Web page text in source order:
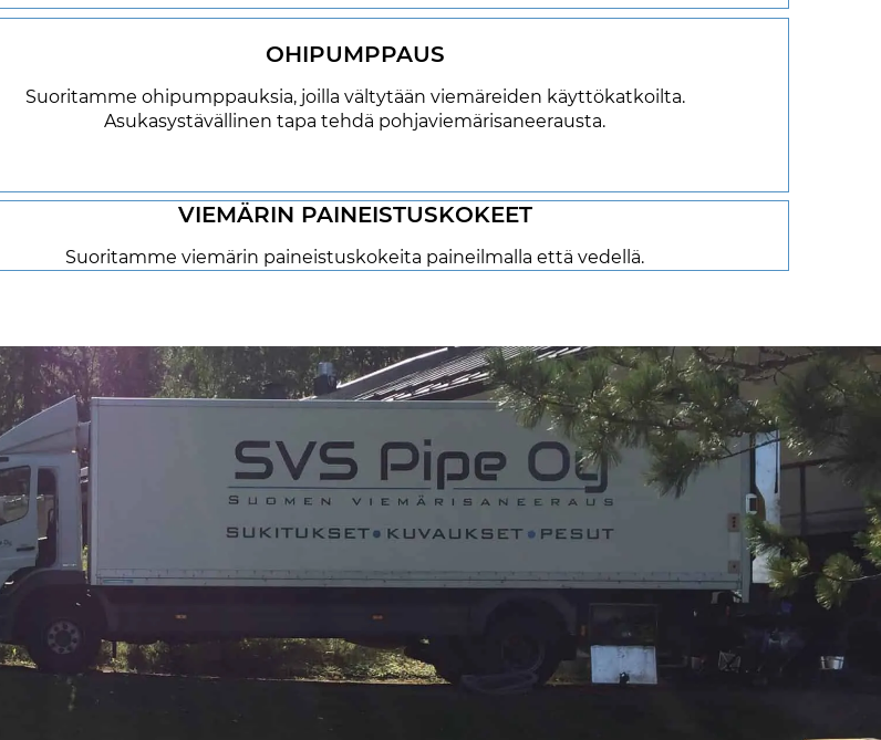
OHIPUMPPAUS
Suoritamme ohipumppauksia, joilla vältytään viemäreiden käyttökatkoilta.
Asukasystävällinen tapa tehdä pohjaviemärisaneerausta.
VIEMÄRIN PAINEISTUSKOKEET
Suoritamme viemärin paineistuskokeita paineilmalla että vedellä.